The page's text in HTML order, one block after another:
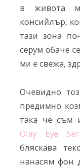
в живота
консийлър,
тази зона
серум обаче
ми е свежа,
Очевидно
предимно
така че съм
Olay Eye
бляскава
нанасям фон